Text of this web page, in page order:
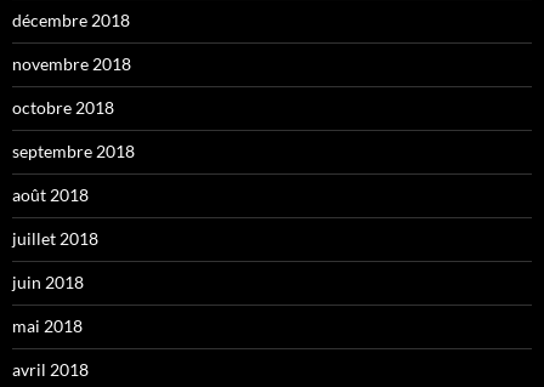
décembre 2018
novembre 2018
octobre 2018
septembre 2018
août 2018
juillet 2018
juin 2018
mai 2018
avril 2018